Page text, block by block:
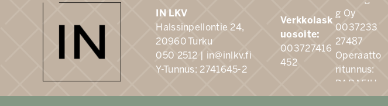
IN LKV
Halssinpellontie 24,
20960 Turku
050 2512 | in@inlkv.fi
Y-Tunnus: 2741645-2
Verkkolask
uosoite:
003727416
452
g Oy
0037233
27487
Operaatto
ritunnus:
DABAFIH
H